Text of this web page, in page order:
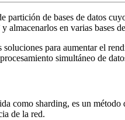
partición de bases de datos
y almacenarlos en varias bases
soluciones para aumentar el
simultáneo de
como sharding, es un método
de la red.